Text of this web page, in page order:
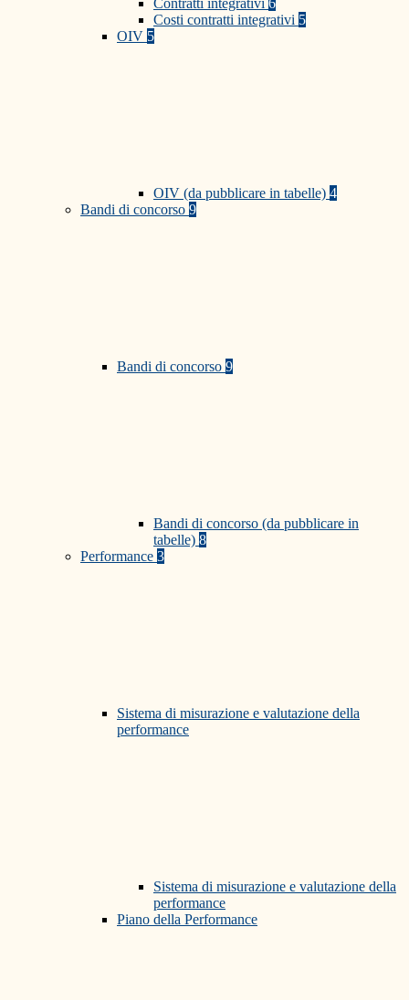
Contratti integrativi 6
Costi contratti integrativi 5
OIV 5
OIV (da pubblicare in tabelle) 4
Bandi di concorso 9
Bandi di concorso 9
Bandi di concorso (da pubblicare in
tabelle) 8
Performance 3
Sistema di misurazione e valutazione della
performance
Sistema di misurazione e valutazione della
performance
Piano della Performance